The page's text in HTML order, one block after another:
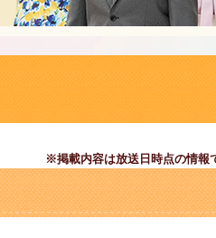
※掲載内容は放送日時点の情報